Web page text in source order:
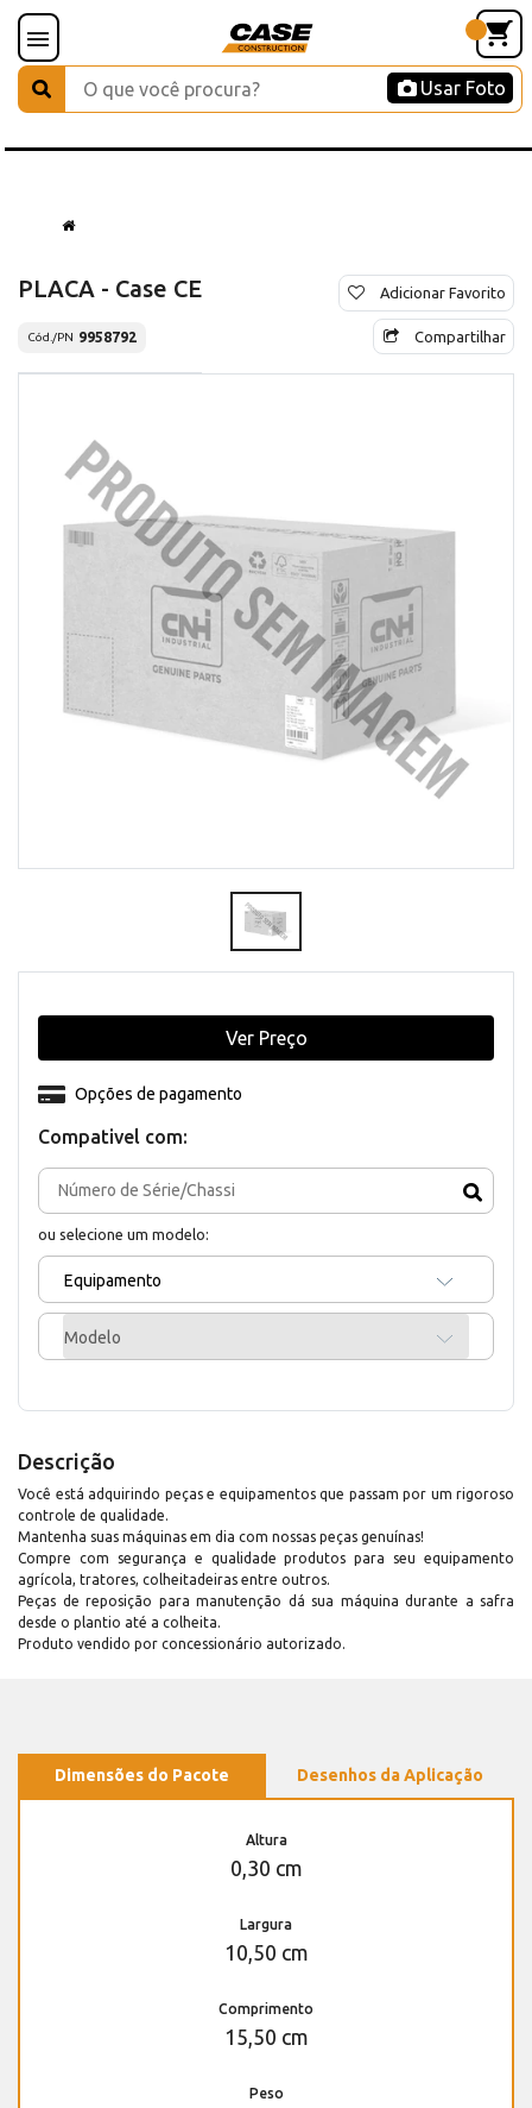
Usar Foto
PLACA - Case CE
Cód./PN 9958792
Adicionar Favorito
Compartilhar
Compativel com:
ou selecione um modelo:
Equipamento
Modelo
Opções de pagamento
Ver Preço
Descrição
Você está adquirindo peças e equipamentos que passam por um rigoroso
controle de qualidade.
Mantenha suas máquinas em dia com nossas peças genuínas!
Compre com segurança e qualidade produtos para seu equipamento
agrícola, tratores, colheitadeiras entre outros.
Peças de reposição para manutenção dá sua máquina durante a safra
desde o plantio até a colheita.
Produto vendido por concessionário autorizado.
Dimensões do Pacote Desenhos da Aplicação
Altura
0,30 cm
Largura
10,50 cm
Comprimento
15,50 cm
Peso